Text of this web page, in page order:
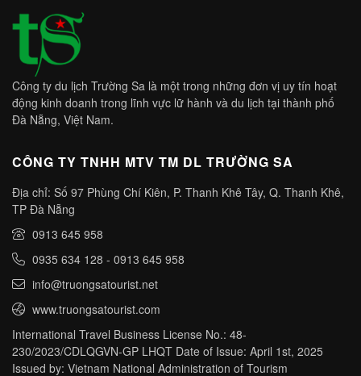
Công ty du lịch Trường Sa là một trong những đơn vị uy tín hoạt
động kinh doanh trong lĩnh vực lữ hành và du lịch tại thành phố
Đà Nẵng, Việt Nam.
CÔNG TY TNHH MTV TM DL TRƯỜNG SA
Địa chỉ: Số 97 Phùng Chí Kiên, P. Thanh Khê Tây, Q. Thanh Khê,
TP Đà Nẵng
0913 645 958
0935 634 128 - 0913 645 958
info@truongsatourist.net
www.truongsatourist.com
International Travel Business License No.: 48-
230/2023/CDLQGVN-GP LHQT Date of Issue: April 1st, 2025
Issued by: Vietnam National Administration of Tourism